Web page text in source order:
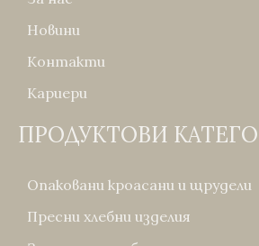
Новини
Контакти
Кариери
ПРОДУКТОВИ
Опаковани кроасани и щрудели
Пресни хлебни изделия